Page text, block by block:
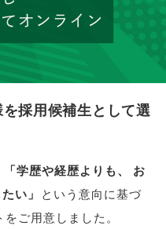
を採用候補生として選
「学歴や経歴よりも、
お
い」 という意向に基づ
ご用意しました。